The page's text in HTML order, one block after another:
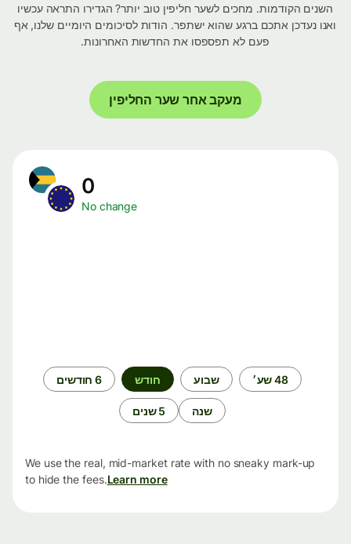
השנים הקודמות. מחכים לשער חליפין טוב יותר? הגדירו התראה עכשיו
ואנו נעדכן אתכם ברגע שהוא ישתפר. הודות לסיכומים היומיים שלנו, אף
פעם לא תפספסו את החדשות האחרונות.
מעקב אחר שער החליפין
No change
48 שע׳ שבוע חודש 6 חודשים
שנה 5 שנים
We use the real, mid-market rate with no sneaky mark-up
to hide the fees.Learn more